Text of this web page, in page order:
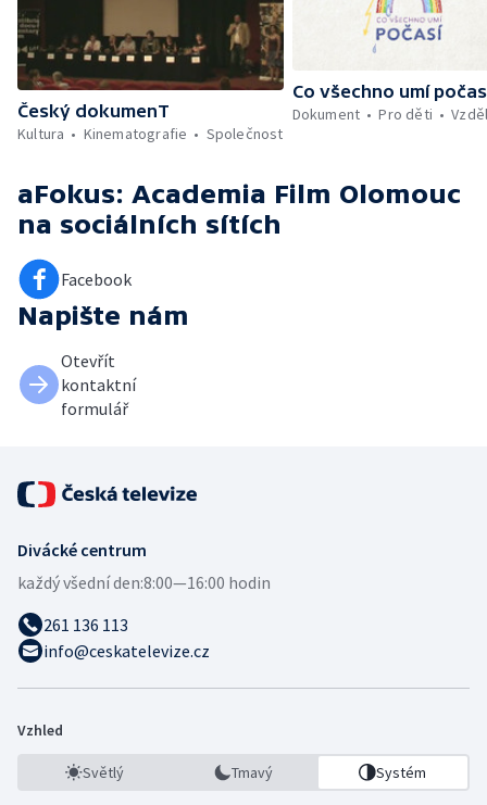
Český dokumenT
Kultura
Kinematografie Společnost
Co všechno umí
Dokument
Pro děti
aFokus: Academia Film Olomouc
na sociálních sítích
Facebook
Napište nám
Otevřít
kontaktní
formulář
Divácké centrum
každý všední den:8:00—16:00 hodin
261 136 113
info@ceskatelevize.cz
Vzhled
Světlý Tmavý Systém